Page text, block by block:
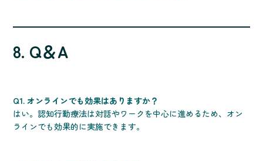
8. Q＆A
Q1. オンラインでも効果はありますか？
はい。認知行動療法は対話やワークを中心に進めるため、オン
ラインでも効果的に実施できます。